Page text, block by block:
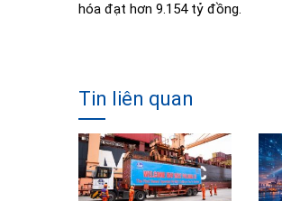
hóa đạt hơn 9.154 tỷ đồng.
Tin liên quan